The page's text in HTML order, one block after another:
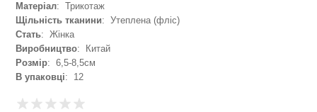
Матеріал: Трикотаж
Щільність тканини: Утеплена (фліс)
Стать: Жінка
Виробництво: Китай
Розмір: 6,5-8,5см
В упаковці: 12